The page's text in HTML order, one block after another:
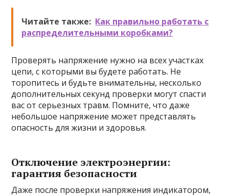
Читайте также: Как правильно работать с
распределительными коробками?
Проверять напряжение нужно на всех участках
цепи, с которыми вы будете работать. Не
торопитесь и будьте внимательны, несколько
дополнительных секунд проверки могут спасти
вас от серьезных травм. Помните, что даже
небольшое напряжение может представлять
опасность для жизни и здоровья.
Отключение электроэнергии:
гарантия безопасности
Даже после проверки напряжения индикатором,